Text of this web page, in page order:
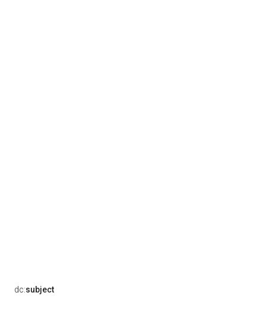
dc:subject